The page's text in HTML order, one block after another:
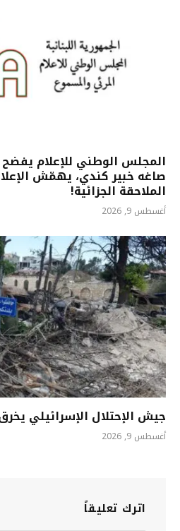
المجلس الوطني للإعلام يفضح
صاغه خبير كندي، يهمّش
الملاحقة الجزائية!
أغسطس 9, 2026
جيش الإحتلال الإسرائيلي
أغسطس 9, 2026
اترك تعليقاً